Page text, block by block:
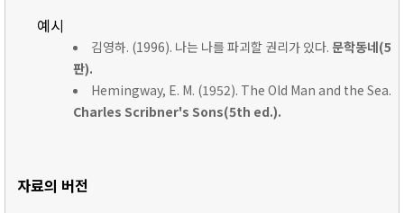
예시
김영하. (1996). 나는 나를 파괴할 권리가 있다. 문학동네(5
판).
Hemingway, E. M. (1952). The Old Man and the Sea.
Charles Scribner's Sons(5th ed.).
자료의 버전